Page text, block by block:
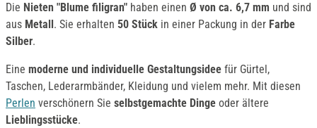
Die Nieten "Blume filigran" haben einen Ø von ca. 6,7 mm und sind
aus Metall. Sie erhalten 50 Stück in einer Packung in der Farbe
Silber.
Eine moderne und individuelle Gestaltungsidee für Gürtel,
Taschen, Lederarmbänder, Kleidung und vielem mehr. Mit diesen
Perlen verschönern Sie selbstgemachte Dinge oder ältere
Lieblingsstücke.